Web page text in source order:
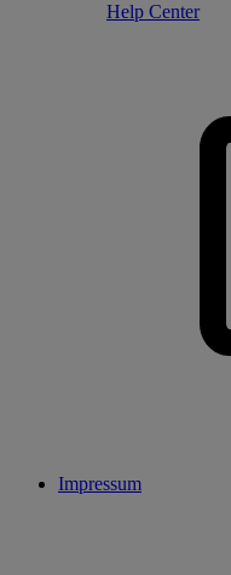
Help Center
Impressum